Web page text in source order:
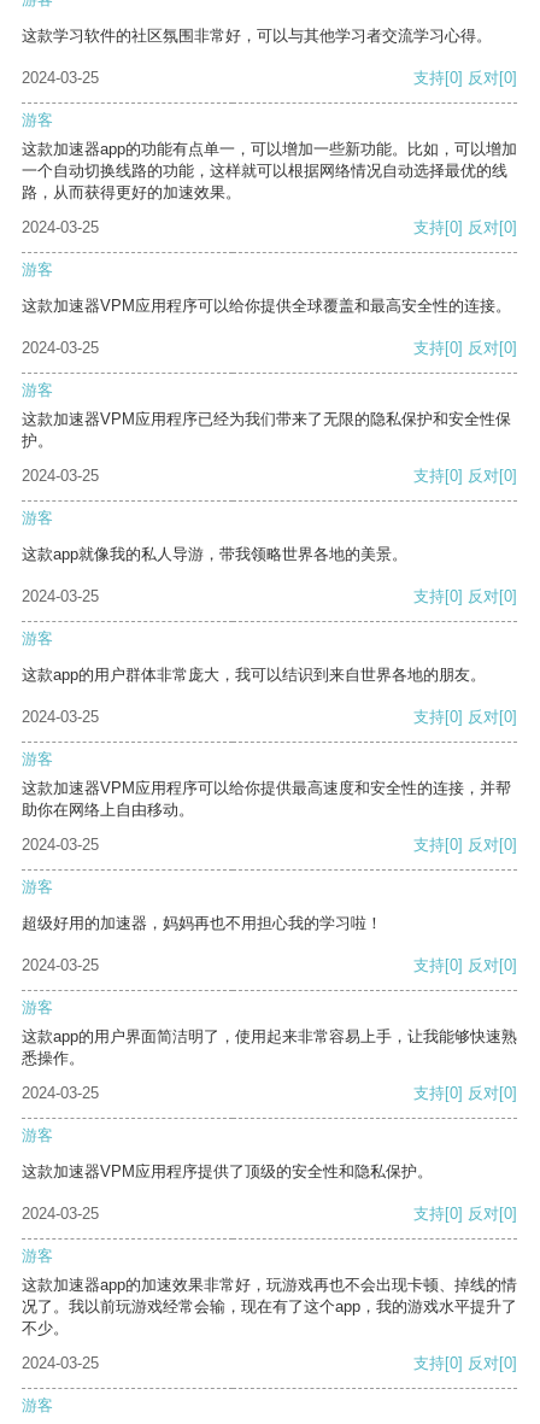
这款学习软件的社区氛围非常好，可以与其他学习者交流学习心得。
2024-03-25 支持[0] 反对[0]
游客
这款加速器app的功能有点单一，可以增加一些新功能。比如，可以增加
一个自动切换线路的功能，这样就可以根据网络情况自动选择最优的线
路，从而获得更好的加速效果。
2024-03-25
支持[0] 反对[0]
游客
这款加速器VPM应用程序可以给你提供全球覆盖和最高安全性的连接。
2024-03-25 支持[0] 反对[0]
游客
这款加速器VPM应用程序已经为我们带来了无限的隐私保护和安全性保
护。
2024-03-25
支持[0] 反对[0]
游客
这款app就像我的私人导游，带我领略世界各地的美景。
2024-03-25 支持[0] 反对[0]
游客
这款app的用户群体非常庞大，我可以结识到来自世界各地的朋友。
2024-03-25 支持[0] 反对[0]
游客
这款加速器VPM应用程序可以给你提供最高速度和安全性的连接，并帮
助你在网络上自由移动。
2024-03-25
支持[0] 反对[0]
游客
超级好用的加速器，妈妈再也不用担心我的学习啦！
2024-03-25 支持[0] 反对[0]
游客
这款app的用户界面简洁明了，使用起来非常容易上手，让我能够快速熟
悉操作。
2024-03-25
支持[0] 反对[0]
游客
这款加速器VPM应用程序提供了顶级的安全性和隐私保护。
2024-03-25 支持[0] 反对[0]
游客
这款加速器app的加速效果非常好，玩游戏再也不会出现卡顿、掉线的情
况了。我以前玩游戏经常会输，现在有了这个app，我的游戏水平提升了
不少。
2024-03-25
支持[0] 反对[0]
游客